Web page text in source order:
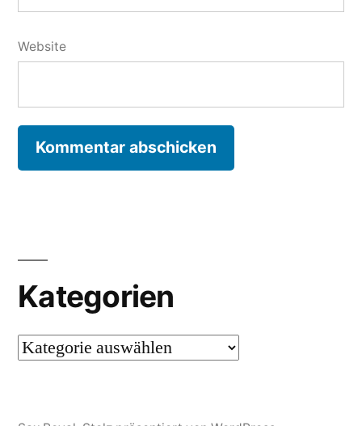
Website
Kategorien
Kategorien